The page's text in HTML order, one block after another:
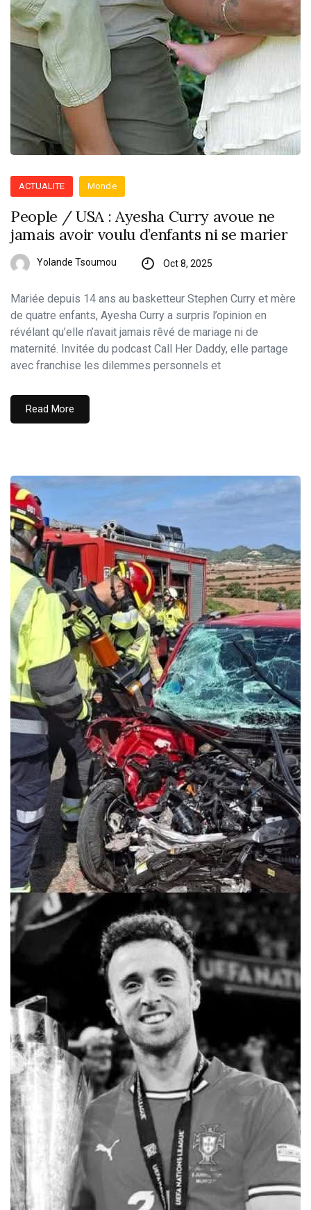
ACTUALITE Monde
People / USA : Ayesha Curry avoue ne
jamais avoir voulu d’enfants ni se marier
Yolande Tsoumou Oct 8, 2025
Mariée depuis 14 ans au basketteur Stephen Curry et mère
de quatre enfants, Ayesha Curry a surpris l’opinion en
révélant qu’elle n’avait jamais rêvé de mariage ni de
maternité. Invitée du podcast Call Her Daddy, elle partage
avec franchise les dilemmes personnels et
Read More